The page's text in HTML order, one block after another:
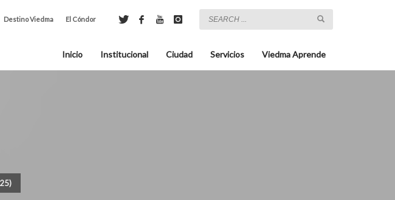
Destino Viedma El Cóndor
Inicio Institucional Ciudad Servicios Viedma Aprende